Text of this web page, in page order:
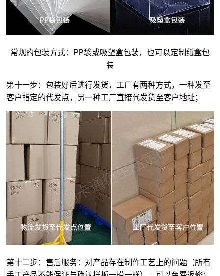
常规的包装方式：PP袋或吸塑盒包装，也可以定制纸盒包
装
第十一步：包装好后进行发货，工厂有两种方式，一种发至
客户指定的代发点，另一种工厂直接代发货至客户地址；
第十二步：售后服务：对产品存在制作工艺上的问题（所有